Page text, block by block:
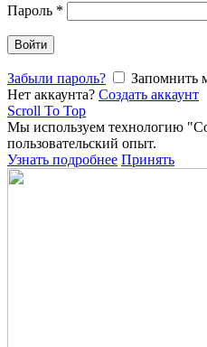
Пароль *
Войти
Забыли пароль?
Запомнить
Нет аккаунта? Создать аккаунт
Scroll To Top
Мы используем технологию
пользовательский опыт.
Узнать подробнее Принять